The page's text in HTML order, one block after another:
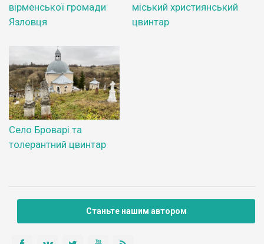
вірменської громади
Язловця
міський християнський
цвинтар
Село Броварі та
толерантний цвинтар
Станьте нашим автором